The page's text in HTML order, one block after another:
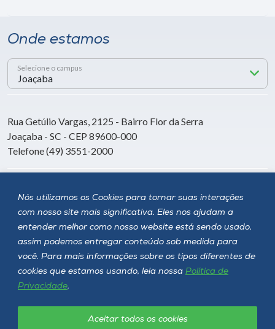
Nós utilizamos os Cookies para tornar suas interações
com nosso site mais significativa. Eles nos ajudam a
entender melhor como nosso website está sendo usado,
assim podemos entregar conteúdo sob medida para
você. Para mais informações sobre os tipos diferentes de
cookies que estamos usando, leia nossa Política de
Privacidade.
Aceitar todos os cookies
Onde estamos
Selecione o campus
Rua Getúlio Vargas, 2125 - Bairro Flor da Serra
Joaçaba - SC - CEP 89600-000
Telefone (49) 3551-2000
Siga a Unoesc